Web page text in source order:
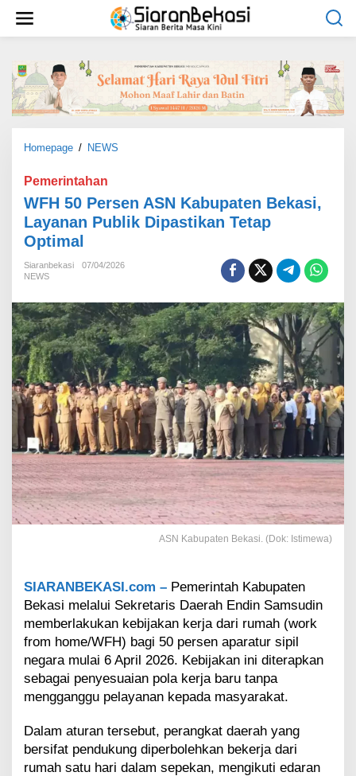
w
Homepage / NEWS
0
P
s
A
S
N
K
a
b
u
p
a
t
e
n
B
e
k
,
L
a
y
a
n
a
n
b
l
Pemerintahan
WFH 50 Persen ASN Kabupaten Bekasi,
Layanan Publik Dipastikan Tetap
Optimal
Siaranbekasi
07/04/2026
NEWS
ASN Kabupaten Bekasi. (Dok: Istimewa)
SIARANBEKASI.com – Pemerintah Kabupaten
Bekasi melalui Sekretaris Daerah Endin Samsudin
memberlakukan kebijakan kerja dari rumah (work
from home/WFH) bagi 50 persen aparatur sipil
negara mulai 6 April 2026. Kebijakan ini diterapkan
sebagai penyesuaian pola kerja baru tanpa
mengganggu pelayanan kepada masyarakat.
Dalam aturan tersebut, perangkat daerah yang
bersifat pendukung diperbolehkan bekerja dari
rumah satu hari dalam sepekan, mengikuti edaran